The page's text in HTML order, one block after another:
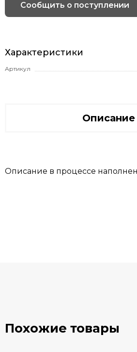
Сообщить о поступлении
Характеристики
Артикул
Описание
Описание в процессе
Похожие товары